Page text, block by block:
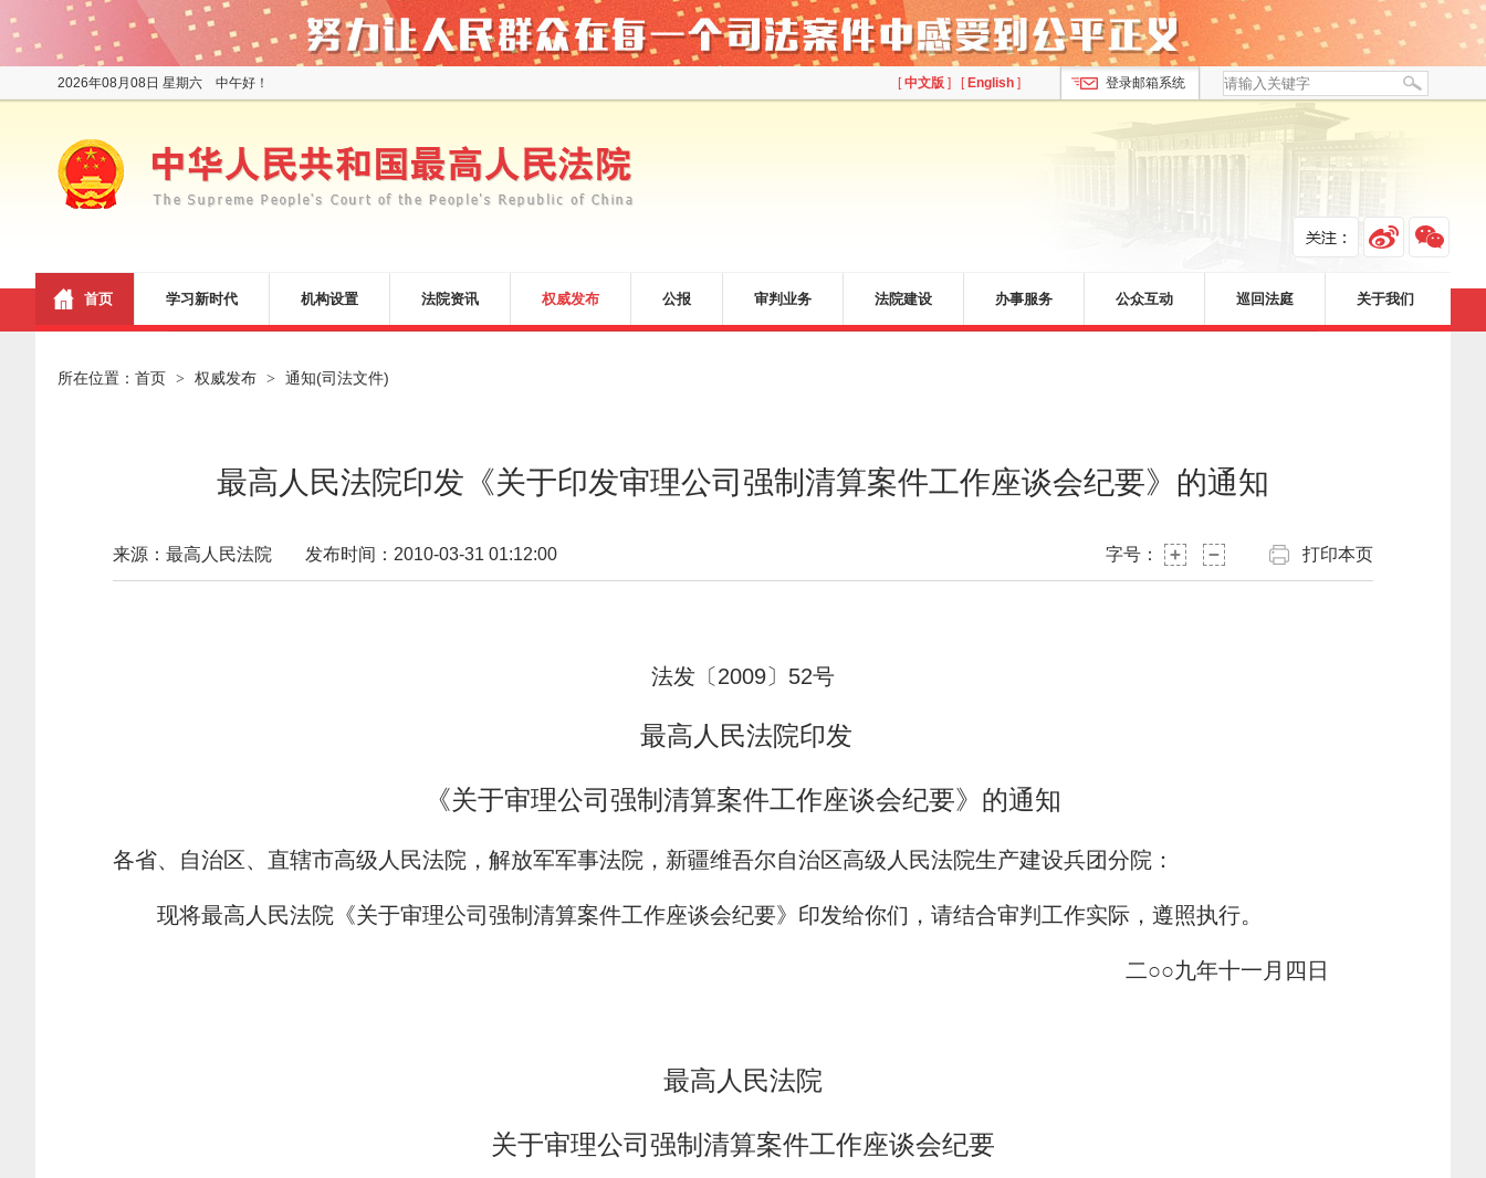
[中文版 ] [ English ]
2026年08月08日 星期六 中午好！ 登录邮箱系统
首页 学习新时代 机构设置 法院资讯 权威发布 公报 审判业务 法院建设 办事服务 公众互动 巡回法庭 关于我们
所在位置： 首页 > 权威发布 > 通知(司法文件)
最高人民法院印发《关于印发审理公司强制清算案件工作座谈会纪要》的通知
来源：最高人民法院 发布时间：2010-03-31 01:12:00 字号： 打印本页
法发〔 2009〕 52号
最高人民法院印发
《关于审理公司强制清算案件工作座谈会纪要》的通知
各省、自治区、直辖市高级人民法院，解放军军事法院，新疆维吾尔自治区高级人民法院生产建设兵团分院：
现将最高人民法院《关于审理公司强制清算案件工作座谈会纪要》印发给你们，请结合审判工作实际，遵照执行。
二○○九年十一月四日
最高人民法院
关于审理公司强制清算案件工作座谈会纪要